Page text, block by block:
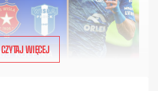
CZYTAJ WIĘCEJ